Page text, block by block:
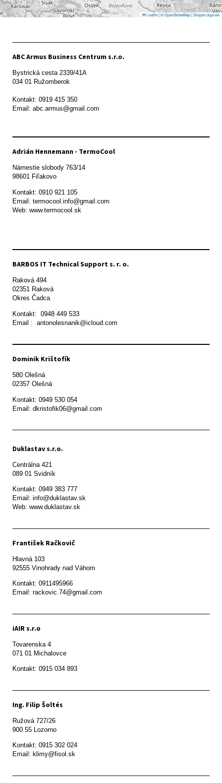
Leaflet|©OpenStreetMap|Shoptet doplnek
ABC Armus Business Centrum s.r.o.
Bystrická cesta 2339/41A
034 01 Ružomberok
Kontakt: 0919 415 350
Adrián Hennemann - TermoCool
Námestie slobody 763/14
98601 Fiľakovo
Kontakt: 0910 921 105
Email: termocool.info@gmail.com
Web: www.termocool.sk
BARBOS IT Technical Support s. r. o.
Raková 494
02351 Raková
Okres Čadca
Kontakt:  0948 449 533
Email :  antonolesnanik@icloud.com
Dominik Krištofík
580 Olešná
Kontakt: 0949 530 054
Email: dkristofik06@gmail.com
Duklastav s.r.o.
Centrálna 421
089 01 Svidník
Kontakt: 0949 383 777
Email: info@duklastav.sk
Web: www.duklastav.sk
František Račkovič
Hlavná 103
92555 Vinohrady nad Váhom
Kontakt: 0911495966
Email: rackovic.74@gmail.com
iAIR s.r.o
Tovarenska 4
071 01 Michalovce
Ing. Filip Šoltés
Ružová 727/26
900 55 Lozorno
Kontakt: 0915 302 024
Email: klimy@fisol.sk